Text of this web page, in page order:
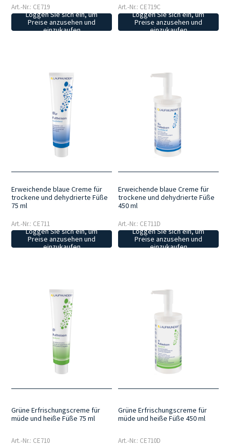
Art.-Nr.: CE719
Loggen Sie sich ein, um
Preise anzusehen und
einzukaufen
Art.-Nr.: CE719C
Loggen Sie sich ein, um
Preise anzusehen und
einzukaufen
Erweichende blaue Creme für
trockene und dehydrierte Füße
75 ml
Art.-Nr.: CE711
Loggen Sie sich ein, um
Preise anzusehen und
einzukaufen
Erweichende blaue Creme für
trockene und dehydrierte Füße
450 ml
Art.-Nr.: CE711D
Loggen Sie sich ein, um
Preise anzusehen und
einzukaufen
Grüne Erfrischungscreme für
müde und heiße Füße 75 ml
Art.-Nr.: CE710
Grüne Erfrischungscreme für
müde und heiße Füße 450 ml
Art.-Nr.: CE710D